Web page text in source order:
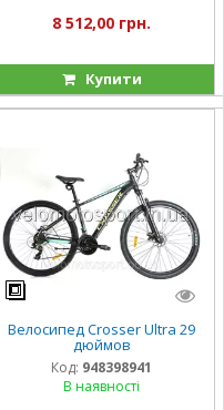
8 512,00 грн.
Купити
Велосипед Crosser Ultra 29
дюймов
Код: 948398941
В наявності